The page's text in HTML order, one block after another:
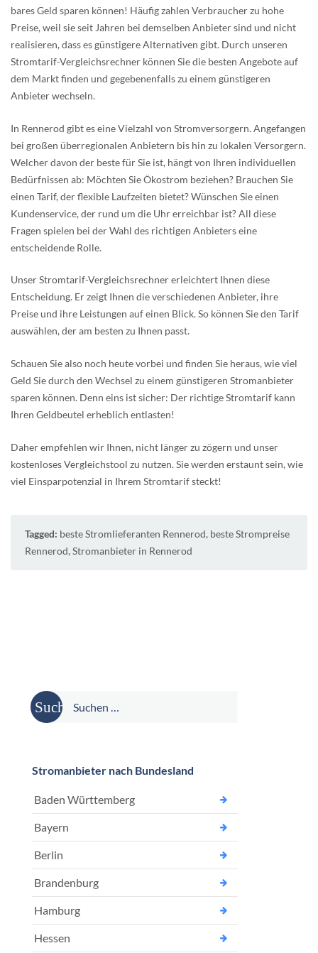
bares Geld sparen können! Häufig zahlen Verbraucher zu hohe
Preise, weil sie seit Jahren bei demselben Anbieter sind und nicht
realisieren, dass es günstigere Alternativen gibt. Durch unseren
Stromtarif-Vergleichsrechner können Sie die besten Angebote auf
dem Markt finden und gegebenenfalls zu einem günstigeren
Anbieter wechseln.
In Rennerod gibt es eine Vielzahl von Stromversorgern. Angefangen
bei großen überregionalen Anbietern bis hin zu lokalen Versorgern.
Welcher davon der beste für Sie ist, hängt von Ihren individuellen
Bedürfnissen ab: Möchten Sie Ökostrom beziehen? Brauchen Sie
einen Tarif, der flexible Laufzeiten bietet? Wünschen Sie einen
Kundenservice, der rund um die Uhr erreichbar ist? All diese
Fragen spielen bei der Wahl des richtigen Anbieters eine
entscheidende Rolle.
Unser Stromtarif-Vergleichsrechner erleichtert Ihnen diese
Entscheidung. Er zeigt Ihnen die verschiedenen Anbieter, ihre
Preise und ihre Leistungen auf einen Blick. So können Sie den Tarif
auswählen, der am besten zu Ihnen passt.
Schauen Sie also noch heute vorbei und finden Sie heraus, wie viel
Geld Sie durch den Wechsel zu einem günstigeren Stromanbieter
sparen können. Denn eins ist sicher: Der richtige Stromtarif kann
Ihren Geldbeutel erheblich entlasten!
Daher empfehlen wir Ihnen, nicht länger zu zögern und unser
kostenloses Vergleichstool zu nutzen. Sie werden erstaunt sein, wie
viel Einsparpotenzial in Ihrem Stromtarif steckt!
Tagged: beste Stromlieferanten Rennerod, beste Strompreise
Rennerod, Stromanbieter in Rennerod
Suche
nach:
Stromanbieter nach Bundesland
Baden Württemberg
Bayern
Berlin
Brandenburg
Hamburg
Hessen